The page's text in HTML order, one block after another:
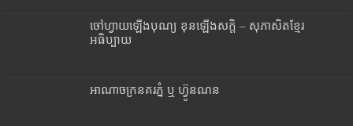
ចៅហ្វាយឡើងបុណ្យ ខុនឡើងសក្តិ – សុភាសិតខ្មែរ
អធិប្បាយ
អាណាចក្រនគរភ្នំ ឬ ហ្វ៊ូនណន